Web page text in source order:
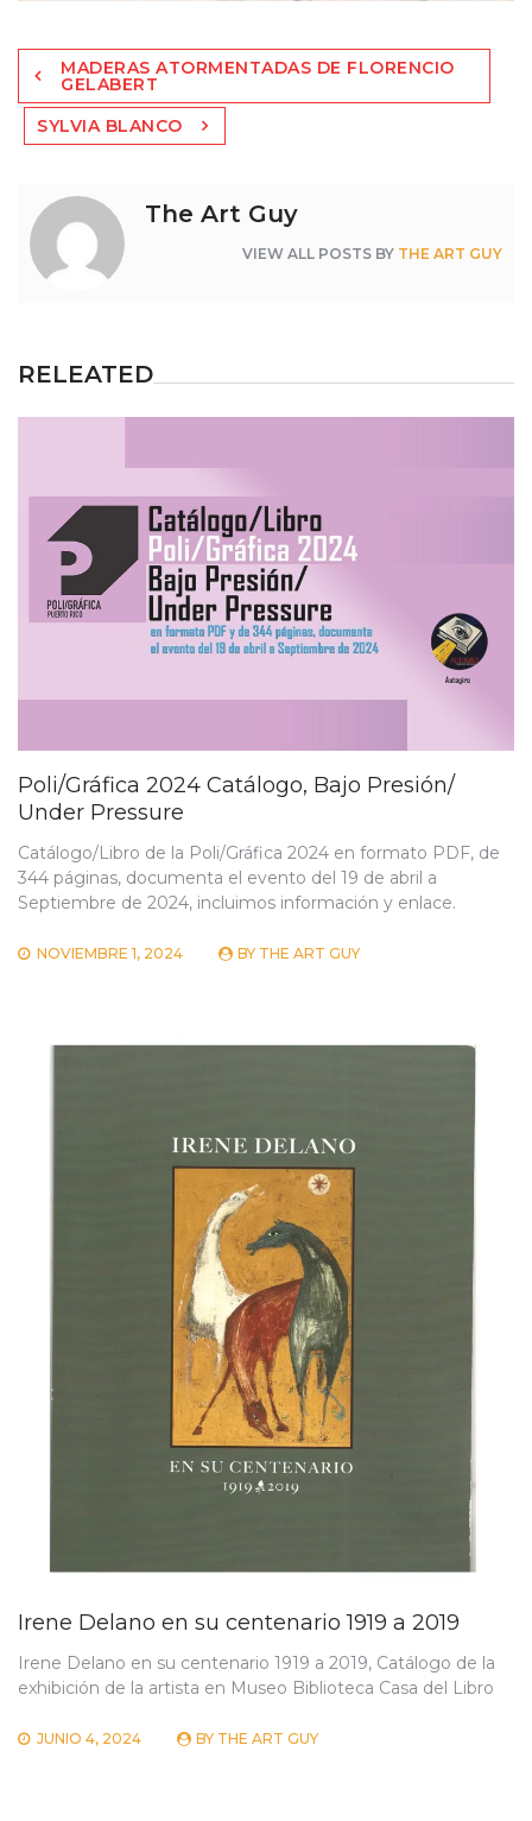
Navegación
de
entradas
MADERAS ATORMENTADAS DE FLORENCIO
GELABERT
SYLVIA BLANCO
The Art Guy
VIEW ALL POSTS BY THE ART GUY
RELEATED
Poli/Gráfica 2024 Catálogo, Bajo Presión/
Under Pressure
Catálogo/Libro de la Poli/Gráfica 2024 en formato PDF, de
344 páginas, documenta el evento del 19 de abril a
Septiembre de 2024, incluimos información y enlace.
NOVIEMBRE 1, 2024 BY THE ART GUY
Irene Delano en su centenario 1919 a 2019
Irene Delano en su centenario 1919 a 2019, Catálogo de la
exhibición de la artista en Museo Biblioteca Casa del Libro
JUNIO 4, 2024 BY THE ART GUY